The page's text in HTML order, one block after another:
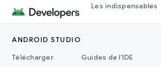
Les indispensables
ANDROID STUDIO
Télécharger
Guides de l'IDE